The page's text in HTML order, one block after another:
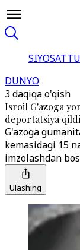
SIYOSAT
DUNYO
3 daqiqa o'qish
Isroil G'azoga
deportatsiya qildi
G'azoga
kemasidagi 15
imzolashdan
Ulashing